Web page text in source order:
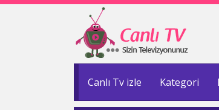
Canlı Tv izle Kategori